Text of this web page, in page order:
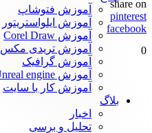
آموزش فتوشاپ
آموزش ایلواستریتور
آموزش Corel Draw
آموزش تریدی مکس
آموزش گرافیک
آموزش Unreal engine
آموزش کار با سایت
بلاگ
اخبار
تحلیل و برسی
share on
pinterest
facebook
0